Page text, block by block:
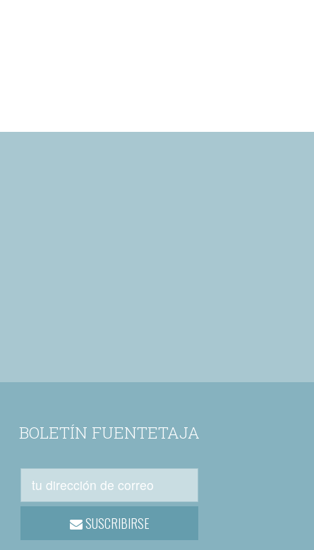
BOLETÍN FUENTETAJA
SUSCRIBIRSE